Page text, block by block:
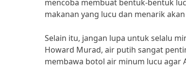
mencoba membuat bentuk-bentuk
makanan yang lucu dan menarik
Selain itu, jangan lupa untuk selalu
Howard Murad, air putih sangat
membawa botol air minum lucu